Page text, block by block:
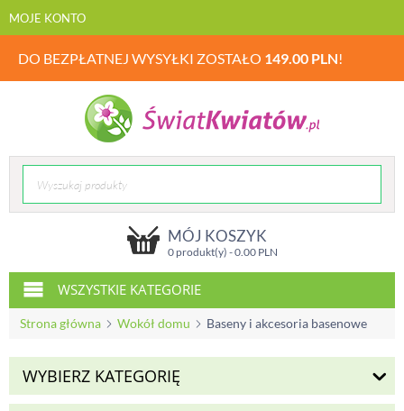
MOJE KONTO
DO BEZPŁATNEJ WYSYŁKI ZOSTAŁO 149.00 PLN!
MÓJ KOSZYK
0 produkt(y) -0.00PLN
WSZYSTKIE KATEGORIE
Strona główna Wokół domu Baseny i akcesoria basenowe
WYBIERZ KATEGORIĘ